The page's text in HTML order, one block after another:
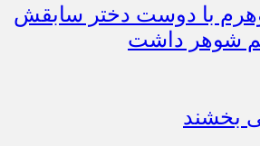
با دوست دختر سابقش
شوهر داشت
بخشند